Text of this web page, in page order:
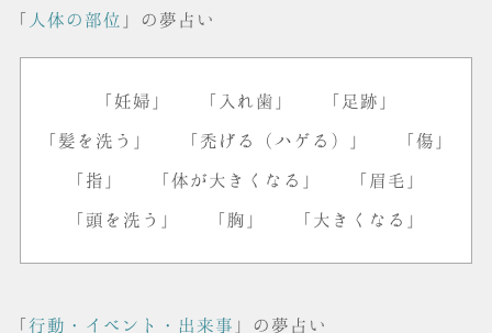
「 人体の部位 」の夢占い
「妊婦」 「入れ歯」 「足跡」
「髪を洗う」 「禿げる（ハゲる）」 「傷」
「指」 「体が大きくなる」 「眉毛」
「頭を洗う」 「胸」 「大きくなる」
「行動・イベント・出来事 」の夢占い